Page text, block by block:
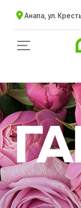
Анапа, ул. Крестьянская 23